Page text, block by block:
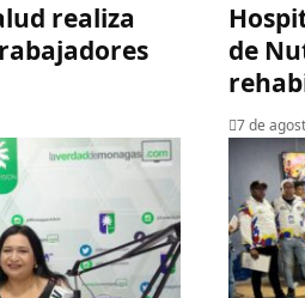
realiza
de
7 de